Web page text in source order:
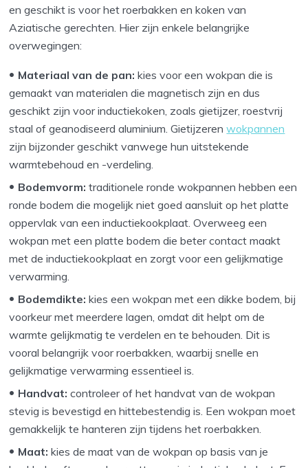
en geschikt is voor het roerbakken en koken van
Aziatische gerechten. Hier zijn enkele belangrijke
overwegingen:
Materiaal van de pan: kies voor een wokpan die is
gemaakt van materialen die magnetisch zijn en dus
geschikt zijn voor inductiekoken, zoals gietijzer, roestvrij
staal of geanodiseerd aluminium. Gietijzerenwokpannen
zijn bijzonder geschikt vanwege hun uitstekende
warmtebehoud en -verdeling.
Bodemvorm: traditionele ronde wokpannen hebben een
ronde bodem die mogelijk niet goed aansluit op het platte
oppervlak van een inductiekookplaat. Overweeg een
wokpan met een platte bodem die beter contact maakt
met de inductiekookplaat en zorgt voor een gelijkmatige
verwarming.
Bodemdikte: kies een wokpan met een dikke bodem, bij
voorkeur met meerdere lagen, omdat dit helpt om de
warmte gelijkmatig te verdelen en te behouden. Dit is
vooral belangrijk voor roerbakken, waarbij snelle en
gelijkmatige verwarming essentieel is.
Handvat:controleer of het handvat van de wokpan
stevig is bevestigd en hittebestendig is. Een wokpan moet
gemakkelijk te hanteren zijn tijdens het roerbakken.
Maat:kies de maat van de wokpan op basis van je